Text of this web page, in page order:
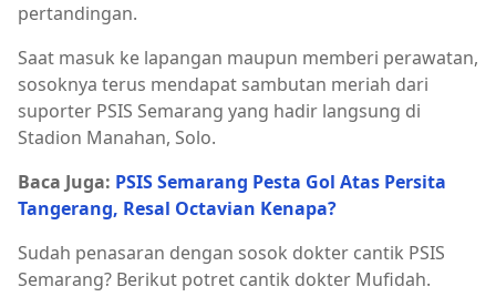
pertandingan.
Saat masuk ke lapangan maupun memberi perawatan,
sosoknya terus mendapat sambutan meriah dari
suporter PSIS Semarang yang hadir langsung di
Stadion Manahan, Solo.
Baca Juga: PSIS Semarang Pesta Gol Atas Persita
Tangerang, Resal Octavian Kenapa?
Sudah penasaran dengan sosok dokter cantik PSIS
Semarang? Berikut potret cantik dokter Mufidah.